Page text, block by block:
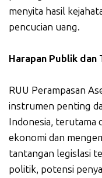
menyita hasil
pencucian uang.
Harapan Publik dan
RUU Perampasan
instrumen penting
Indonesia, terutama
ekonomi dan
tantangan legislasi
politik, potensi